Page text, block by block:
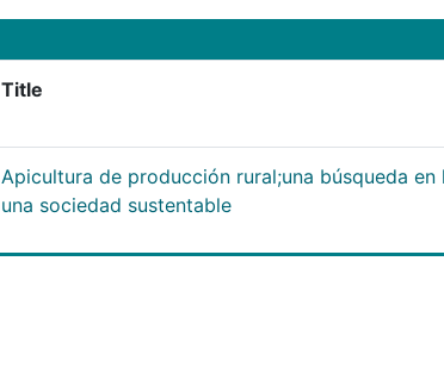
Title
Apicultura de producción rural;una búsqueda
una sociedad sustentable